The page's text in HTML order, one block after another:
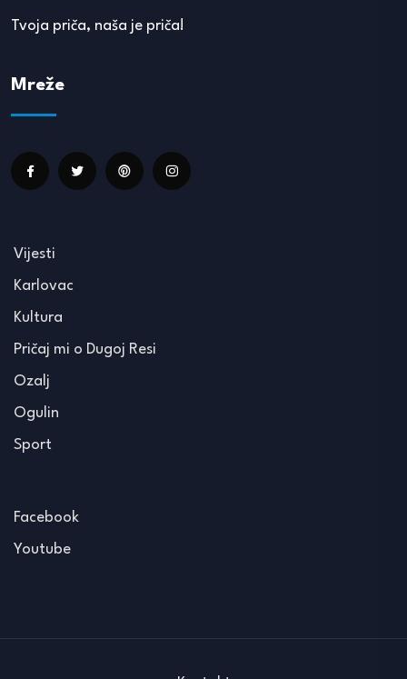
Tvoja priča, naša je priča!
Mreže
Vijesti
Karlovac
Kultura
Pričaj mi o Dugoj Resi
Ozalj
Ogulin
Sport
Facebook
Youtube